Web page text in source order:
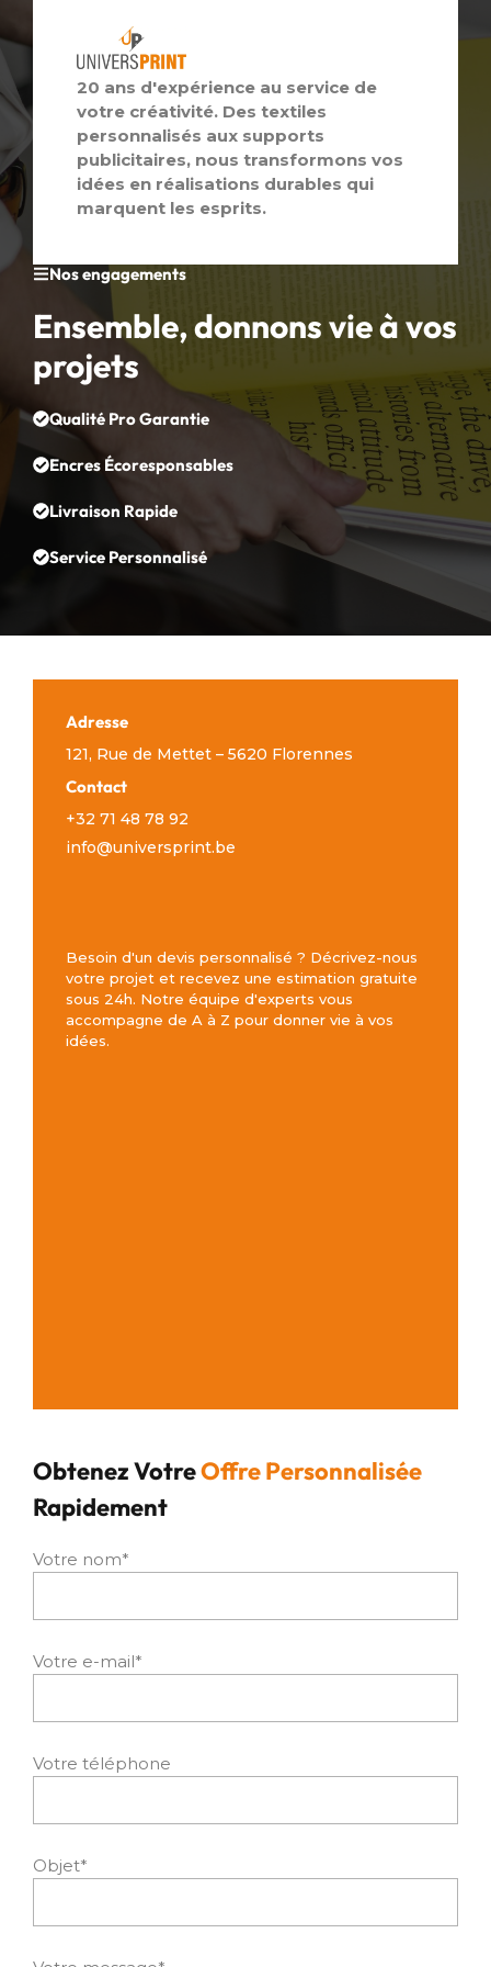
Nos engagements
Ensemble, donnons vie à vos
projets
Qualité Pro Garantie
Encres Écoresponsables
Livraison Rapide
Service Personnalisé
20 ans d'expérience au service de
votre créativité. Des textiles
personnalisés aux supports
publicitaires, nous transformons vos
idées en réalisations durables qui
marquent les esprits.
Adresse
121, Rue de Mettet – 5620 Florennes
Contact
+32 71 48 78 92
info@universprint.be
Besoin d'un devis personnalisé ? Décrivez-nous
votre projet et recevez une estimation gratuite
sous 24h. Notre équipe d'experts vous
accompagne de A à Z pour donner vie à vos
idées.
Obtenez VotreOffre Personnalisée
Rapidement
Votre nom*
Votre e-mail*
Votre téléphone
Objet*